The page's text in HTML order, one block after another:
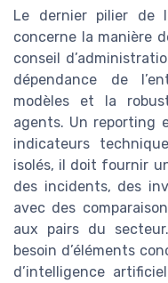
Le dernier pilier de
concerne la manière
conseil
dépendance de
modèles et la
agents. Un reporting
indicateurs
isolés, il doit fournir
des incidents, des
avec des
aux pairs du
besoin d’éléments
d’intelligence